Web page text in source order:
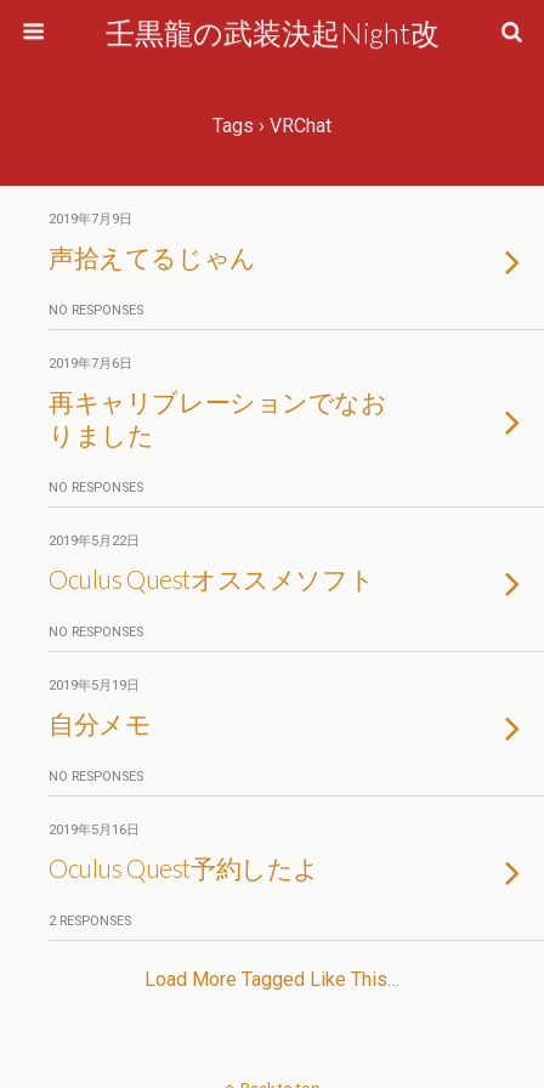
壬黒龍の武装決起Night改
Tags › VRChat
2019年7月9日
声拾えてるじゃん
NO RESPONSES
2019年7月6日
再キャリブレーションでなお
りました
NO RESPONSES
2019年5月22日
Oculus Questオススメソフト
NO RESPONSES
2019年5月19日
自分メモ
NO RESPONSES
2019年5月16日
Oculus Quest予約したよ
2 RESPONSES
Load More Tagged Like This…